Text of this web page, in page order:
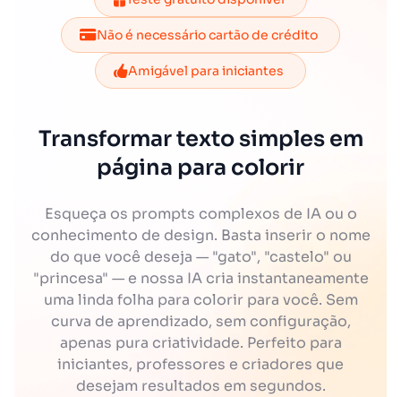
Não é necessário cartão de crédito
Amigável para iniciantes
Transformar texto simples em
página para colorir
Esqueça os prompts complexos de IA ou o
conhecimento de design. Basta inserir o nome
do que você deseja — "gato", "castelo" ou
"princesa" — e nossa IA cria instantaneamente
uma linda folha para colorir para você. Sem
curva de aprendizado, sem configuração,
apenas pura criatividade. Perfeito para
iniciantes, professores e criadores que
desejam resultados em segundos.